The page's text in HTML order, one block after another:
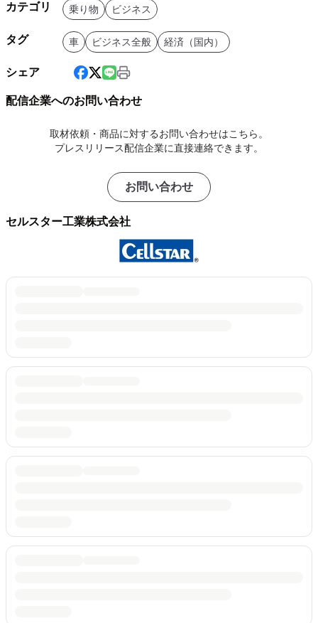
カテゴリ 乗り物 ビジネス
タグ 車 ビジネス全般 経済（国内）
シェア
配信企業へのお問い合わせ
取材依頼・商品に対するお問い合わせはこちら。
プレスリリース配信企業に直接連絡できます。
お問い合わせ
セルスター工業株式会社